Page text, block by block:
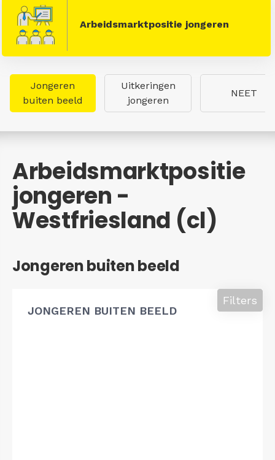
Arbeidsmarktpositie jongeren
Jongeren
buiten beeld
Uitkeringen
jongeren
NEET
Arbeidsmarktpositie
jongeren -
Westfriesland (cl)
Jongeren buiten beeld
JONGEREN BUITEN BEELD
Filters